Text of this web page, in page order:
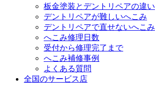
板金塗装とデントリペアの違い
デントリペアが難しいへこみ
デントリペアで直せないへこみ
へこみ修理日数
受付から修理完了まで
へこみ補修事例
よくある質問
全国のサービス店